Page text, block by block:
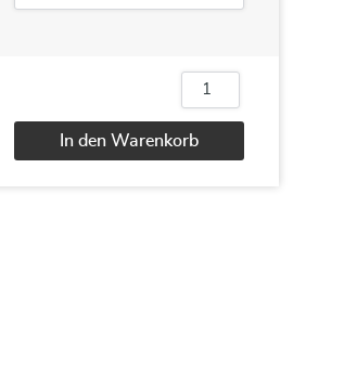
Menge
In den Warenkorb